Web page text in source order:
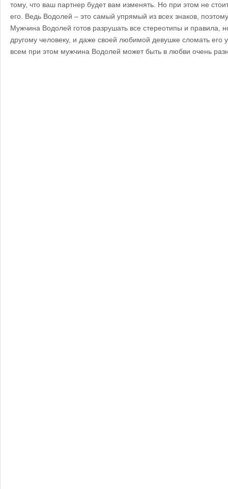
тому, что ваш партнер будет вам изменять. Но при этом не
его. Ведь Водолей – это самый упрямый из всех знаков,
Мужчина Водолей готов разрушать все стереотипы и правила,
другому человеку, и даже своей любимой девушке сломать его
всем при этом мужчина Водолей может быть в любви очень